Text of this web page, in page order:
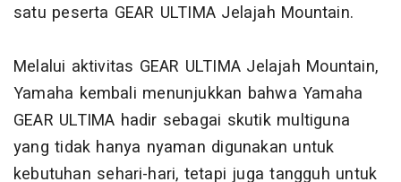
satu peserta GEAR ULTIMA Jelajah Mountain.
Melalui aktivitas GEAR ULTIMA Jelajah Mountain,
Yamaha kembali menunjukkan bahwa Yamaha
GEAR ULTIMA hadir sebagai skutik multiguna
yang tidak hanya nyaman digunakan untuk
kebutuhan sehari-hari, tetapi juga tangguh untuk